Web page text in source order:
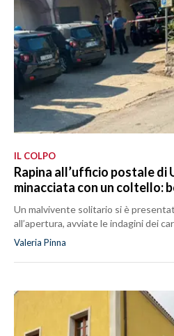
IL COLPO
Rapina all’ufficio postale di
minacciata con un coltello:
Un malvivente solitario si è
all’apertura, avviate le indagini dei
Valeria Pinna